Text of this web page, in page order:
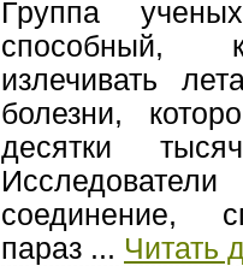
Группа
способный,
излечивать
болезни,
десятки
соединение,
параз ... Читать